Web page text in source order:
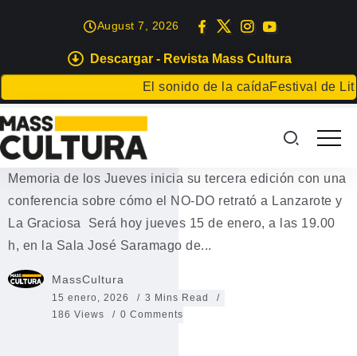
Descargar - Revista Mass Cultura
El sonido de la caídaFestival de
August 7, 2026
EVENTOS
Memoria de los Jueves inicia su
tercera edición
Memoria de los Jueves inicia su tercera edición con una
conferencia sobre cómo el NO-DO retrató a Lanzarote y
La Graciosa Será hoy jueves 15 de enero, a las 19.00
h, en la Sala José Saramago de...
MassCultura
15 enero, 2026
3 Mins Read
186 Views
0 Comments